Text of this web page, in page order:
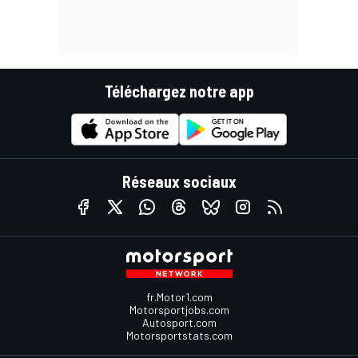
Téléchargez notre app
Réseaux sociaux
fr.Motor1.com
Motorsportjobs.com
Autosport.com
Motorsportstats.com